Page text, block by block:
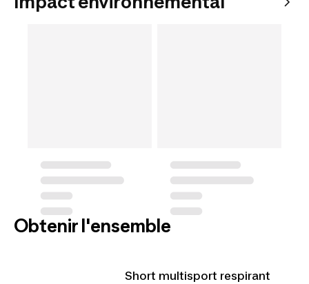
Obtenir l'ensemble
Short multisport respirant